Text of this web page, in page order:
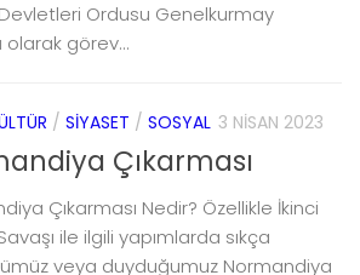
Ordusu Genelkurmay
olarak görev...
/ SIYASET / SOSYAL 3 NISAN 2023
Çıkarması
Çıkarması Nedir? Özellikle İkinci
ile ilgili yapımlarda sıkça
veya duyduğumuz Normandiya